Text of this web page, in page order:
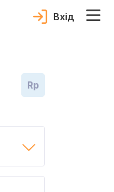
Вхід
Rp